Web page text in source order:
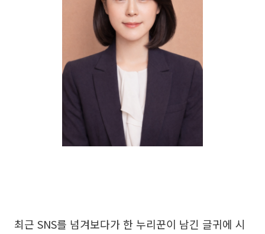
최근 SNS를 넘겨보다가 한 누리꾼이 남긴 글귀에 시